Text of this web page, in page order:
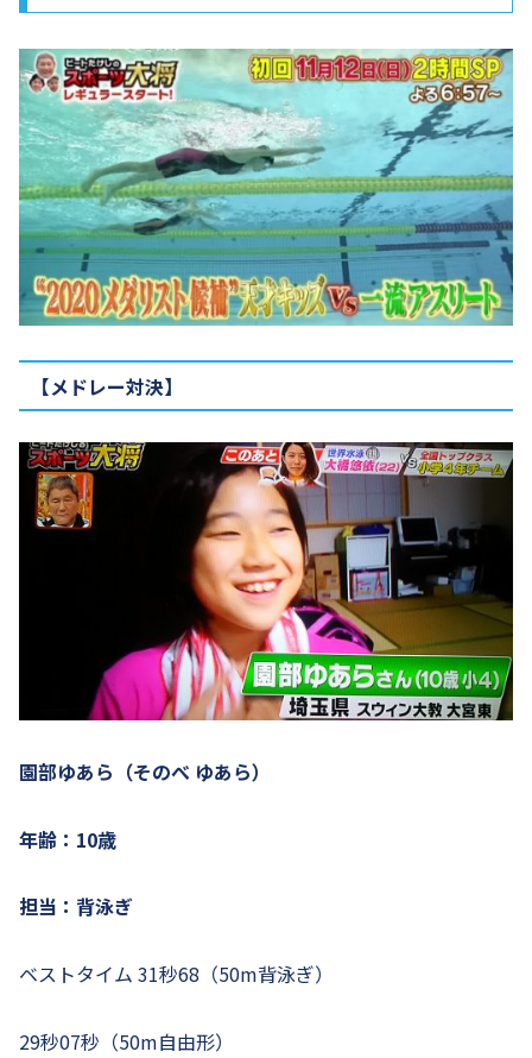
【メドレー対決】
園部ゆあら（そのべ ゆあら）
年齢：10歳
担当：背泳ぎ
ベストタイム 31秒68（50m背泳ぎ）
29秒07秒（50m自由形）